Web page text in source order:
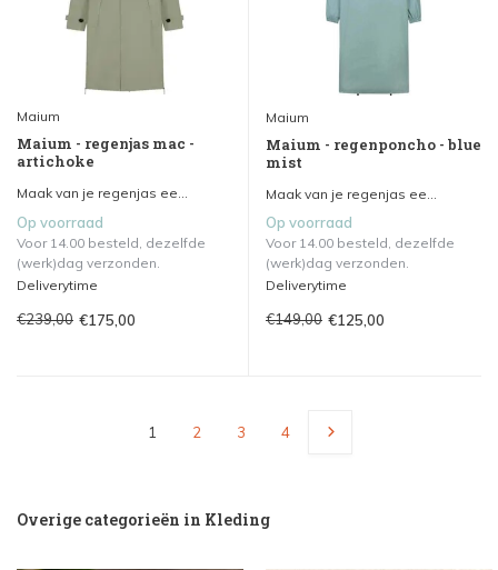
Maium
Maium - regenjas mac -
artichoke
Maak van je regenjas ee...
Op voorraad
Voor 14.00 besteld, dezelfde
(werk)dag verzonden.
Deliverytime
€239,00 €175,00
Maium
Maium - regenponcho - blue
mist
Maak van je regenjas ee...
Op voorraad
Voor 14.00 besteld, dezelfde
(werk)dag verzonden.
Deliverytime
€149,00 €125,00
1 2 3 4
Overige categorieën in Kleding